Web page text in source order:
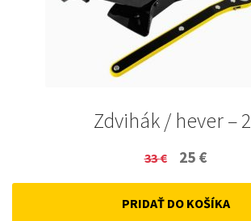
Zdvihák / hever –
33€
Original
price
was:
25 €
price
is:
PRIDAŤ DO KOŠÍKA